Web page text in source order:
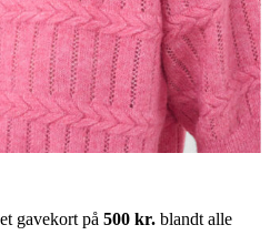
gavekort på 500 kr. blandt alle